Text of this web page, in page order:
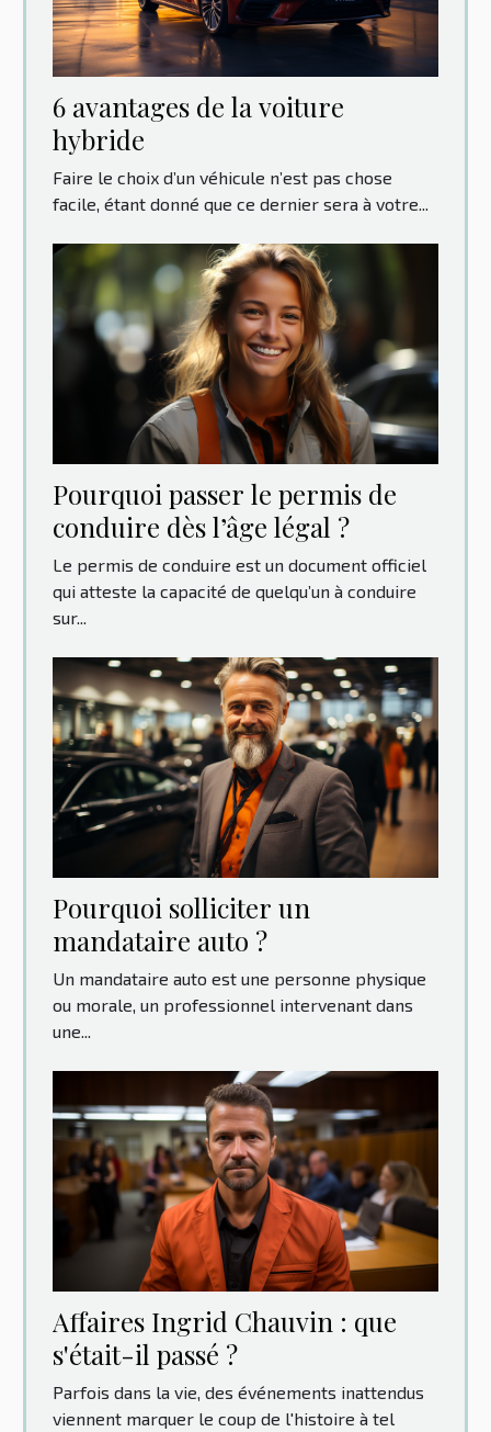
6 avantages de la voiture
hybride
Faire le choix d’un véhicule n’est pas chose
facile, étant donné que ce dernier sera à votre...
Pourquoi passer le permis de
conduire dès l’âge légal ?
Le permis de conduire est un document officiel
qui atteste la capacité de quelqu’un à conduire
sur...
Pourquoi solliciter un
mandataire auto ?
Un mandataire auto est une personne physique
ou morale, un professionnel intervenant dans
une...
Affaires Ingrid Chauvin : que
s'était-il passé ?
Parfois dans la vie, des événements inattendus
viennent marquer le coup de l'histoire à tel